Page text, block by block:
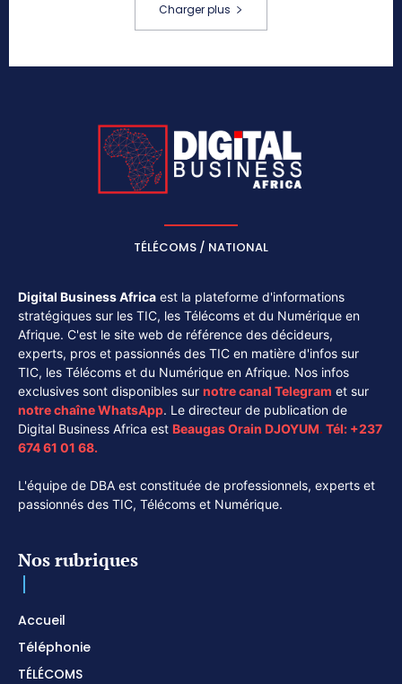
Charger plus
TÉLÉCOMS / NATIONAL
Digital Business Africa est la plateforme d'informations
stratégiques sur les TIC, les Télécoms et du Numérique en
Afrique. C'est le site web de référence des décideurs,
experts, pros et passionnés des TIC en matière d'infos sur
TIC, les Télécoms et du Numérique en Afrique. Nos infos
exclusives sont disponibles sur notre canal Telegram et sur
notre chaîneWhatsApp. Le directeur de publication de
Digital Business Africa est Beaugas Orain DJOYUM. Tél: +237
674 61 01 68.
L'équipe de DBA est constituée de professionnels, experts et
passionnés des TIC, Télécoms et Numérique.
Nos rubriques
Accueil
Téléphonie
TÉLÉCOMS